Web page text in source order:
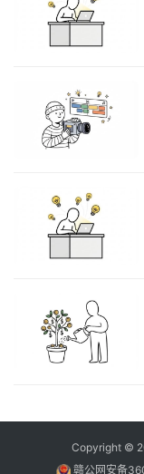
Copyright ©
赣公网安备